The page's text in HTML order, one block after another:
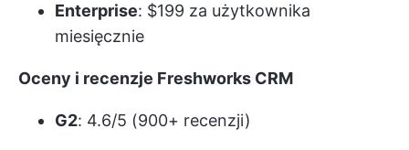
Enterprise: $199 za użytkownika
miesięcznie
Oceny i recenzje Freshworks CRM
G2: 4.6/5 (900+ recenzji)